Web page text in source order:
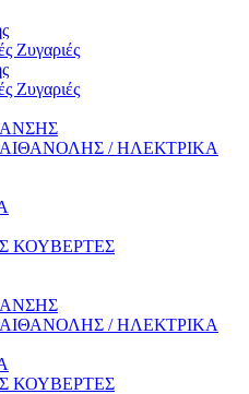
Ζυγαριές
Ζυγαριές
/ ΗΛΕΚΤΡΙΚΑ
ΚΟΥΒΕΡΤΕΣ
/ ΗΛΕΚΤΡΙΚΑ
ΚΟΥΒΕΡΤΕΣ